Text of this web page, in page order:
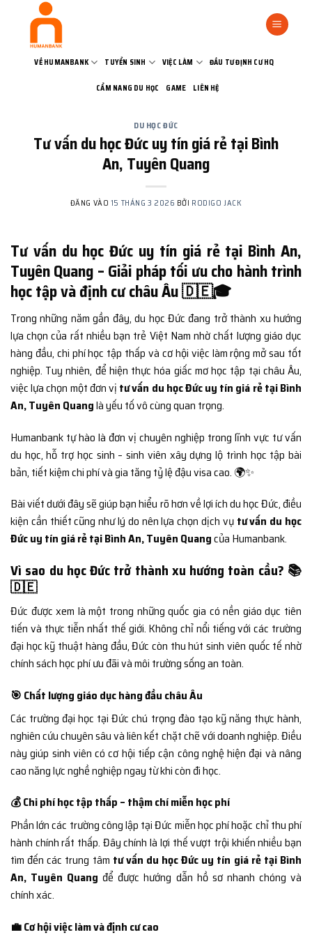
VỀ HUMANBANK TUYỂN SINH VIỆC LÀM ĐẦU TƯ ĐỊNH CƯ HQ
CẨM NANG DU HỌC GAME LIÊN HỆ
DU HỌC ĐỨC
Tư vấn du học Đức uy tín giá rẻ tại Bình
An, Tuyên Quang
ĐĂNG VÀO 15 THÁNG 3 2026 BỞI RODIGO JACK
Tư vấn du học Đức uy tín giá rẻ tại Bình An,
Tuyên Quang – Giải pháp tối ưu cho hành trình
học tập và định cư châu Âu 🇩🇪🎓
Trong những năm gần đây, du học Đức đang trở thành xu hướng
lựa chọn của rất nhiều bạn trẻ Việt Nam nhờ chất lượng giáo dục
hàng đầu, chi phí học tập thấp và cơ hội việc làm rộng mở sau tốt
nghiệp. Tuy nhiên, để hiện thực hóa giấc mơ học tập tại châu Âu,
việc lựa chọn một đơn vị tư vấn du học Đức uy tín giá rẻ tại Bình
An, Tuyên Quanglà yếu tố vô cùng quan trọng.
Humanbank tự hào là đơn vị chuyên nghiệp trong lĩnh vực tư vấn
du học, hỗ trợ học sinh – sinh viên xây dựng lộ trình học tập bài
bản, tiết kiệm chi phí và gia tăng tỷ lệ đậu visa cao. 🌍✨
Bài viết dưới đây sẽ giúp bạn hiểu rõ hơn về lợi ích du học Đức, điều
kiện cần thiết cũng như lý do nên lựa chọn dịch vụ tư vấn du học
Đức uy tín giá rẻ tại Bình An, Tuyên Quangcủa Humanbank.
Vì sao du học Đức trở thành xu hướng toàn cầu? 📚
🇩🇪
Đức được xem là một trong những quốc gia có nền giáo dục tiên
tiến và thực tiễn nhất thế giới. Không chỉ nổi tiếng với các trường
đại học kỹ thuật hàng đầu, Đức còn thu hút sinh viên quốc tế nhờ
chính sách học phí ưu đãi và môi trường sống an toàn.
🎯 Chất lượng giáo dục hàng đầu châu Âu
Các trường đại học tại Đức chú trọng đào tạo kỹ năng thực hành,
nghiên cứu chuyên sâu và liên kết chặt chẽ với doanh nghiệp. Điều
này giúp sinh viên có cơ hội tiếp cận công nghệ hiện đại và nâng
cao năng lực nghề nghiệp ngay từ khi còn đi học.
💰 Chi phí học tập thấp – thậm chí miễn học phí
Phần lớn các trường công lập tại Đức miễn học phí hoặc chỉ thu phí
hành chính rất thấp. Đây chính là lợi thế vượt trội khiến nhiều bạn
tìm đến các trung tâm tư vấn du học Đức uy tín giá rẻ tại Bình
An, Tuyên Quang để được hướng dẫn hồ sơ nhanh chóng và
chính xác.
💼 Cơ hội việc làm và định cư cao